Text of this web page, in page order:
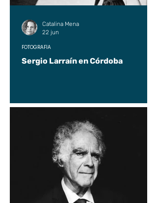
Sergio Larraín en Córdoba
FOTOGRAFÍA
Catalina Mena
22 jun